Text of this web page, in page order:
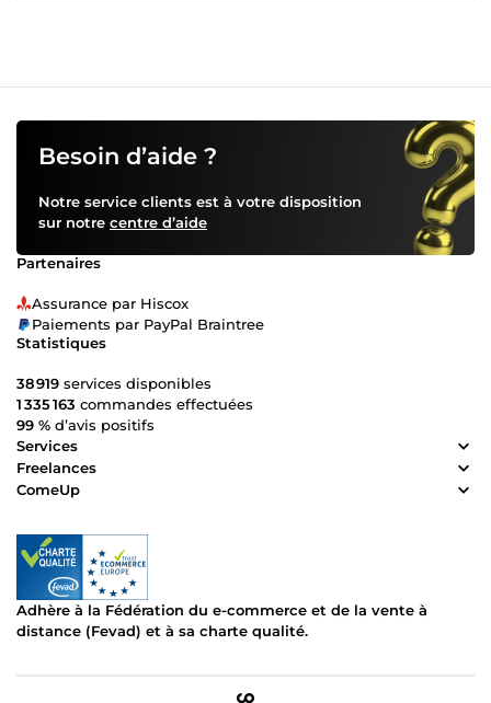
Besoin d’aide ?
Notre service clients est à votre disposition
sur notre centre d’aide
Partenaires
Assurance par Hiscox
Paiements par PayPal Braintree
Statistiques
38 919 services disponibles
1 335 163 commandes effectuées
99 % d’avis positifs
Services
Freelances
ComeUp
Adhère à la Fédération du e-commerce et de la vente à
distance (Fevad) et à sa charte qualité.